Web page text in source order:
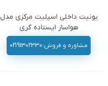
یونیت داخلی اسپلیت مرکزی مدل
هواساز ایستاده گری
مشاوره و فروش:02191302330